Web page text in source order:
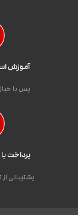
آموزش
پس با
پرداخت
پشتیبانی